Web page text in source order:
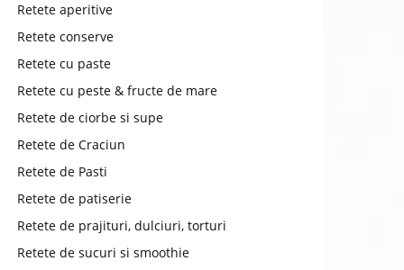
Retete aperitive
Retete conserve
Retete cu paste
Retete cu peste & fructe de mare
Retete de ciorbe si supe
Retete de Craciun
Retete de Pasti
Retete de patiserie
Retete de prajituri, dulciuri, torturi
Retete de sucuri si smoothie